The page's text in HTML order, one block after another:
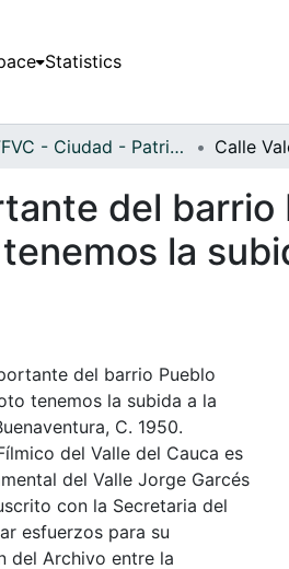
Statistics
APFFVC - Ciudad - Patrimonial
del barrio
la
del barrio Pueblo
tenemos la subida a la
C. 1950.
del Valle del Cauca es
del Valle Jorge Garcés
con la Secretaria del
esfuerzos para su
del Archivo entre la